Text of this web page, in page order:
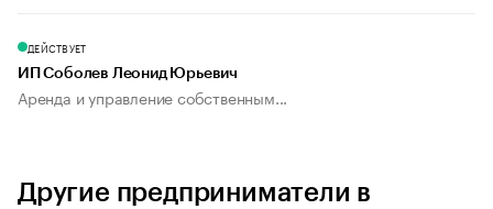
ДЕЙСТВУЕТ
ИП Соболев Леонид Юрьевич
Аренда и управление собственным...
Другие предприниматели в